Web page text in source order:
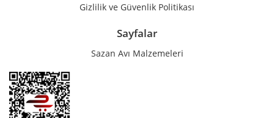
Gizlilik ve Güvenlik Politikası
Sayfalar
Sazan Avı Malzemeleri